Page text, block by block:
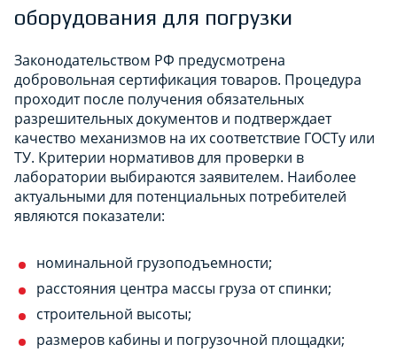
оборудования для погрузки
Законодательством РФ предусмотрена
добровольная сертификация товаров. Процедура
проходит после получения обязательных
разрешительных документов и подтверждает
качество механизмов на их соответствие ГОСТу или
ТУ. Критерии нормативов для проверки в
лаборатории выбираются заявителем. Наиболее
актуальными для потенциальных потребителей
являются показатели:
номинальной грузоподъемности;
расстояния центра массы груза от спинки;
строительной высоты;
размеров кабины и погрузочной площадки;